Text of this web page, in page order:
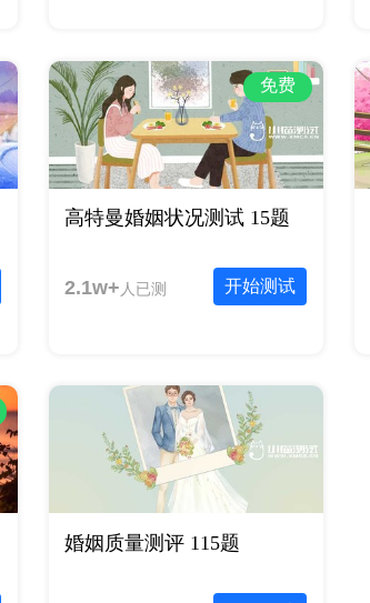
免费
高特曼婚姻状况测试 15题
开始测试
2.1w+ 人已测
婚姻质量测评 115题